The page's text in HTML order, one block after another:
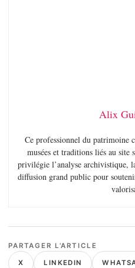
Alix
Ce professionnel du patrimoine
musées et traditions liés au
privilégie l’analyse archivistique,
diffusion grand public pour
PARTAGER L’ARTICLE
X LINKEDIN